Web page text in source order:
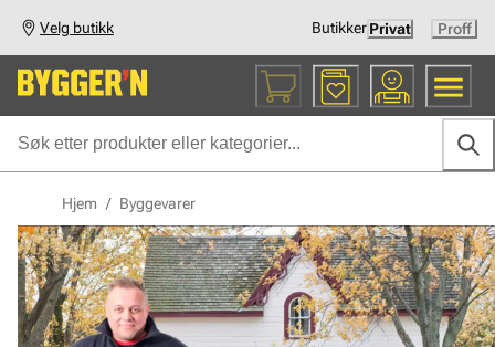
Velg butikk ButikkerPrivat Proff
Hjem / Byggevarer